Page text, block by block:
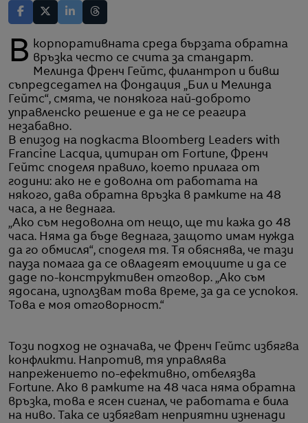
В корпоративната среда бързата обратна връзка често се счита за стандарт.
Мелинда Френч Гейтс, филантроп и бивш
съпредседател на Фондация „Бил и Мелинда
Гейтс“, смята, че понякога най-доброто
управленско решение е да не се реагира
незабавно.
В епизод на подкаста Bloomberg Leaders with
Francine Lacqua, цитиран от Fortune, Френч
Гейтс споделя правило, което прилага от
години: ако не е доволна от работата на
някого, дава обратна връзка в рамките на 48
часа, а не веднага.
„Ако съм недоволна от нещо, ще ти кажа до 48
часа. Няма да бъде веднага, защото имам нужда
да го обмисля“, споделя тя. Тя обяснява, че тази
пауза помага да се овладеят емоциите и да се
даде по-конструктивен отговор. „Ако съм
ядосана, използвам това време, за да се успокоя.
Това е моя отговорност.“
Този подход не означава, че Френч Гейтс избягва
конфликти. Напротив, тя управлява
напрежението по-ефективно, отбелязва
Fortune. Ако в рамките на 48 часа няма обратна
връзка, това е ясен сигнал, че работата е била
на ниво. Така се избягват неприятни изненади